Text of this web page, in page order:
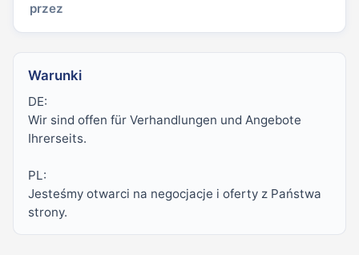
przez
Warunki
DE:
Wir sind offen für Verhandlungen und Angebote
Ihrerseits.
PL:
Jesteśmy otwarci na negocjacje i oferty z Państwa
strony.